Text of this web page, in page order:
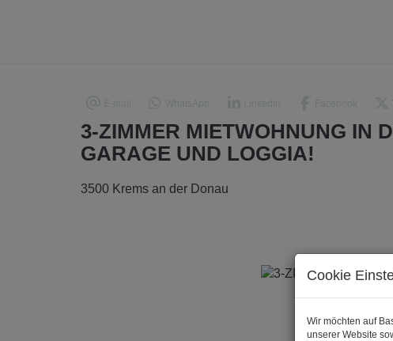
3-ZIMMER MIETWOHNUNG IN
GARAGE UND LOGGIA!
3500 Krems an der Donau
Cookie
Wir möchten auf
unserer Website